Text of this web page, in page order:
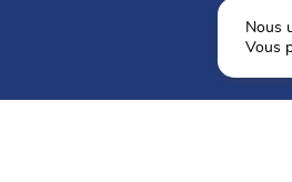
Nous
Vous